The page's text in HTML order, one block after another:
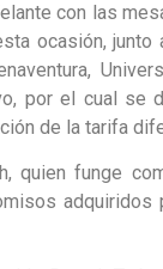
con las
ocasión,
por el cual se
de la tarifa
quien funge